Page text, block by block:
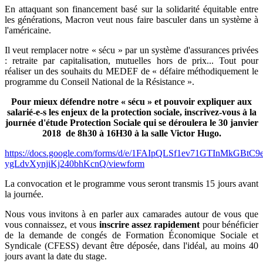
En attaquant son financement basé sur la solidarité équitable entre
les générations, Macron veut nous faire basculer dans un système à
l'américaine.
Il veut remplacer notre « sécu » par un système d'assurances privées
: retraite par capitalisation, mutuelles hors de prix... Tout pour
réaliser un des souhaits du MEDEF de « défaire méthodiquement le
programme du Conseil National de la Résistance ».
Pour mieux défendre notre « sécu » et pouvoir expliquer aux
salarié-e-s les enjeux de la protection sociale, inscrivez-vous à la
journée d'étude Protection Sociale qui se déroulera le 30 janvier
2018 de 8h30 à 16H30 à la salle Victor Hugo.
https://docs.google.com/forms/d/e/
ygLdvXynjiKj240bhKcnQ/viewform
La convocation et le programme vous seront transmis 15 jours avant
la journée.
Nous vous invitons à en parler aux camarades autour de vous que
vous connaissez, et vous inscrire assez rapidement pour bénéficier
de la demande de congés de Formation Économique Sociale et
Syndicale (CFESS) devant être déposée, dans l'idéal, au moins 40
jours avant la date du stage.